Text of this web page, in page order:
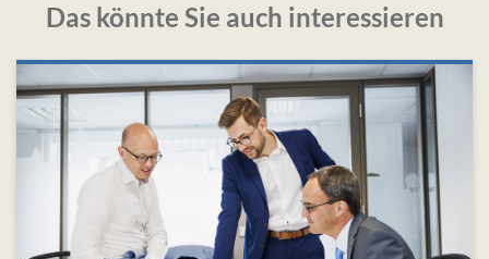
Das könnte Sie auch interessieren